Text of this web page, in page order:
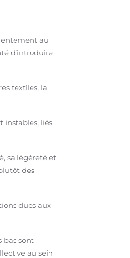
au
d’introduire
textiles, la
instables, liés
sa légèreté et
des
dues aux
bas sont
au sein